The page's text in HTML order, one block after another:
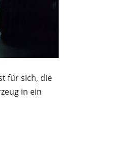
für sich, die
in ein